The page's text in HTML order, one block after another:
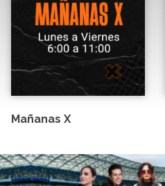
Mañanas X